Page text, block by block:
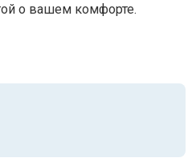
о вашем комфорте.